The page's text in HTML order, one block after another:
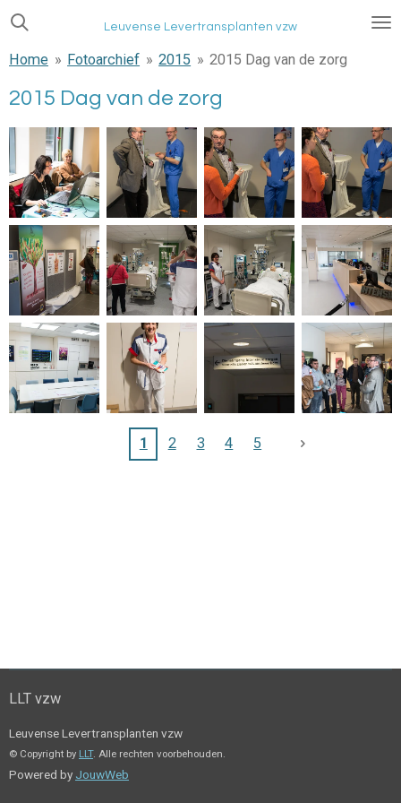
Ga
naar
hoofdinhoud
Leuvense Levertransplanten vzw
Home » Fotoarchief » 2015 » 2015 Dag van de zorg
2015 Dag van de zorg
1 2 3 4 5
LLT vzw
Leuvense Levertransplanten vzw
© Copyright by LLT. Alle rechten voorbehouden.
Powered by JouwWeb